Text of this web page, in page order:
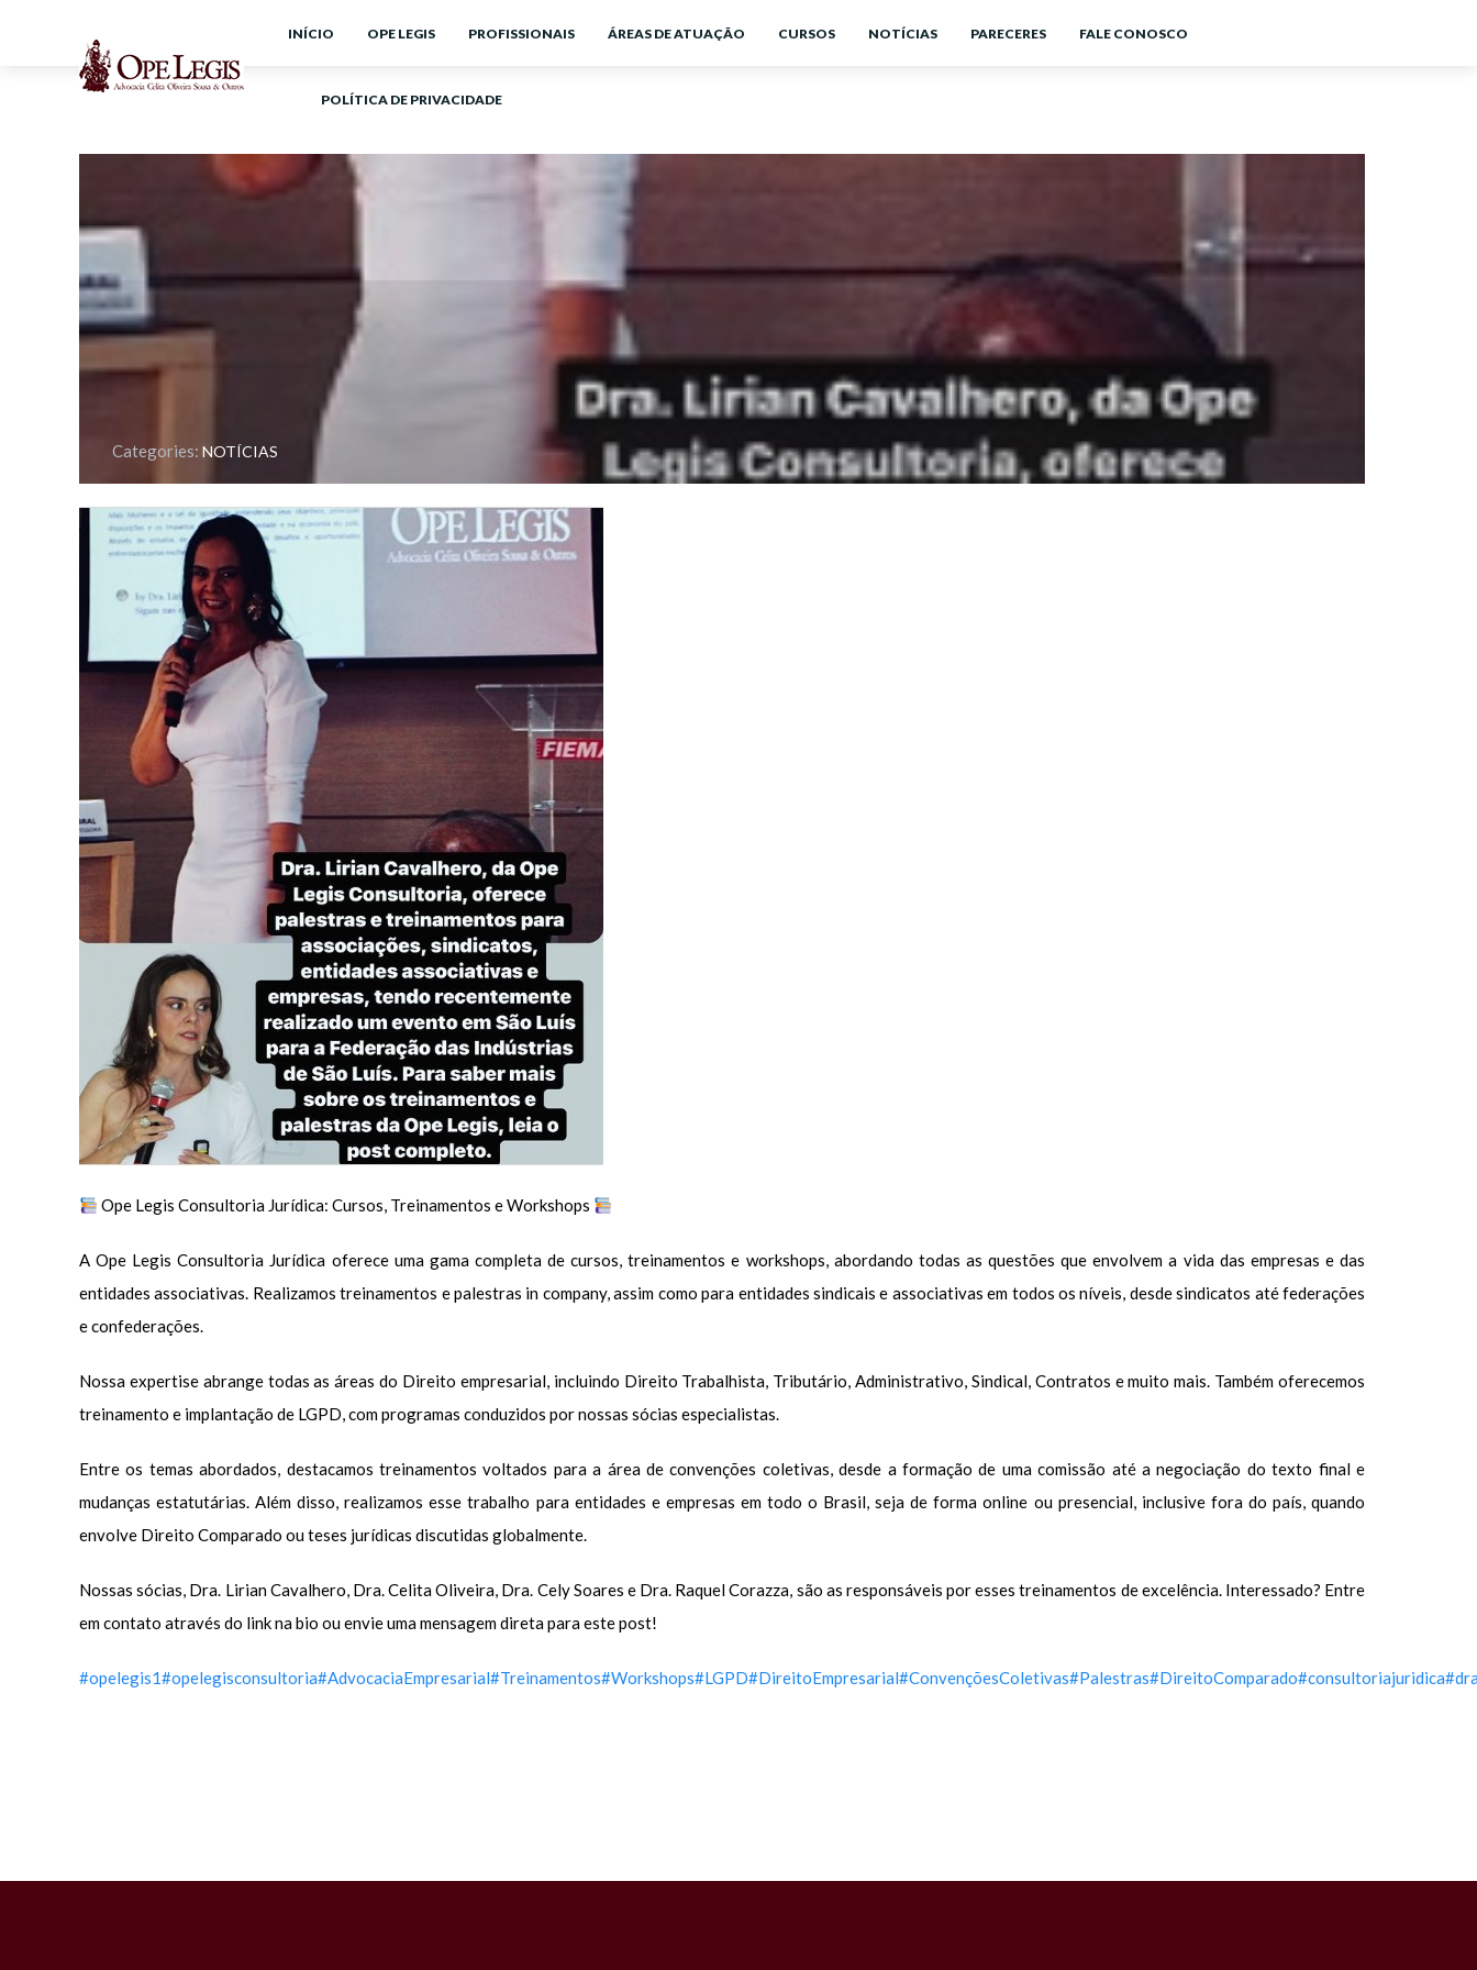
INÍCIO OPE LEGIS PROFISSIONAIS ÁREAS DE ATUAÇÃO CURSOS NOTÍCIAS PARECERES FALE CONOSCO
POLÍTICA DE PRIVACIDADE
Categories: NOTÍCIAS
Ope Legis Consultoria Jurídica: Cursos, Treinamentos e Workshops
A Ope Legis Consultoria Jurídica oferece uma gama completa de cursos, treinamentos e workshops, abordando todas as questões que envolvem a vida das empresas e das
entidades associativas. Realizamos treinamentos e palestras in company, assim como para entidades sindicais e associativas em todos os níveis, desde sindicatos até federações
e confederações.
Nossa expertise abrange todas as áreas do Direito empresarial, incluindo Direito Trabalhista, Tributário, Administrativo, Sindical, Contratos e muito mais. Também oferecemos
treinamento e implantação de LGPD, com programas conduzidos por nossas sócias especialistas.
Entre os temas abordados, destacamos treinamentos voltados para a área de convenções coletivas, desde a formação de uma comissão até a negociação do texto final e
mudanças estatutárias. Além disso, realizamos esse trabalho para entidades e empresas em todo o Brasil, seja de forma online ou presencial, inclusive fora do país, quando
envolve Direito Comparado ou teses jurídicas discutidas globalmente.
Nossas sócias, Dra. Lirian Cavalhero, Dra. Celita Oliveira, Dra. Cely Soares e Dra. Raquel Corazza, são as responsáveis por esses treinamentos de excelência. Interessado? Entre
em contato através do link na bio ou envie uma mensagem direta para este post!
#opelegis1#opelegisconsultoria#AdvocaciaEmpresarial#Treinamentos#Workshops#LGPD#DireitoEmpresarial#ConvençõesColetivas#Palestras#DireitoComparado#consultoriajuridica